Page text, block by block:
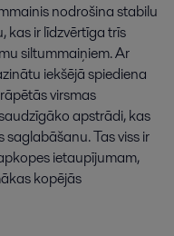
nodrošina stabilu
kas ir līdzvērtīga trīs
siltummaiņiem. Ar
iekšējā spiediena
virsmas
apstrādi, kas
Tas viss ir
ietaupījumam,
kopējās